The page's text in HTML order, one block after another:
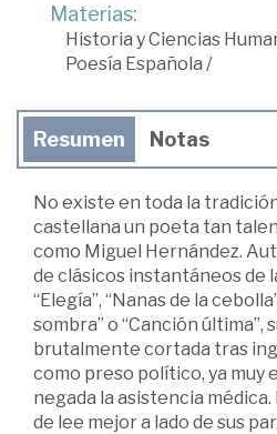
Materias:
Historia y Ciencias
Poesía Española /
Resumen Notas
No existe en toda la
castellana un poeta tan
como Miguel Hernández.
de clásicos instantáneos de
“Elegía”, “Nanas de la
sombra” o “Canción última”,
brutalmente cortada tras
como preso político, ya muy
negada la asistencia
de lee mejor a lado de sus